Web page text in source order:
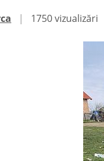
| 1750 vizualizări